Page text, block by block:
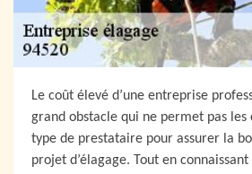
Le coût élevé d’une entreprise
grand obstacle qui ne permet pas les
type de prestataire pour assurer la
projet d’élagage. Tout en